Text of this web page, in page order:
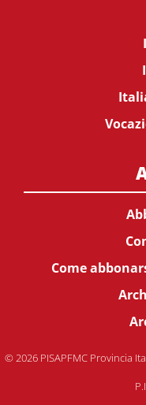
Come
© 2026 PISAPFMC Provincia